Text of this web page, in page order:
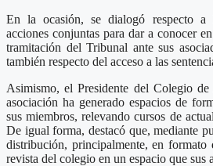
En la ocasión, se dialogó respecto a
acciones conjuntas para dar a conocer
tramitación del Tribunal ante sus
también respecto del acceso a las
Asimismo, el Presidente del Colegio
asociación ha generado espacios de
sus miembros, relevando cursos de
De igual forma, destacó que, mediante
distribución, principalmente, en
revista del colegio en un espacio que sus